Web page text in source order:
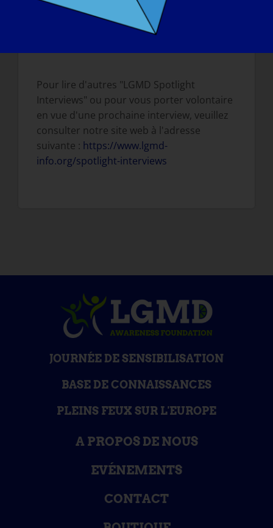
Je referais du patinage.
Pour lire d'autres "LGMD Spotlight
Interviews" ou pour vous porter volontaire
en vue d'une prochaine interview, veuillez
consulter notre site web à l'adresse
suivante : https://www.lgmd-
info.org/spotlight-interviews
JOURNÉE DE SENSIBILISATION
BASE DE CONNAISSANCES
PLEINS FEUX SUR L'EUROPE
A PROPOS DE NOUS
EVÉNEMENTS
CONTACT